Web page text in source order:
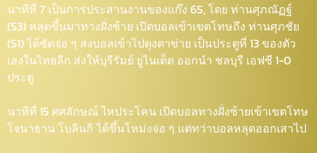
นาทีที่ 7 เป็นการประสานงานของแก๊ง 6S, โดย ท่านศุภณัฏฐ์
(S3) หลุดขึ้นมาทางฝั่งซ้าย เปิดบอลเข้าเขตโทษถึง ท่านศุภชัย
(S1) ได้ซัดจ่อ ๆ ส่งบอลเข้าไปตุงตาข่าย เป็นประตูที่ 13 ของตัว
เองในไทยลีก ส่งให้บุรีรัมย์ ยูไนเต็ด ออกนำ ชลบุรี เอฟซี 1-0
ประตู
นาทีที่ 15 ศศลักษณ์ ไหประโคน เปิดบอลทางฝั่งซ้ายเข้าเขตโทษ
โจนาธาน โบลินกิ ได้ขึ้นโหม่งจ่อ ๆ แต่ทว่าบอลหลุดออกเสาไป